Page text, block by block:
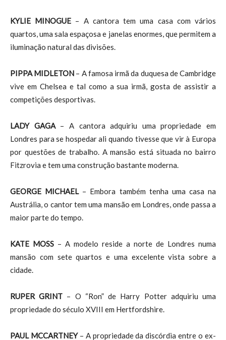
KYLIE MINOGUE – A cantora tem uma casa com vários
quartos, uma sala espaçosa e janelas enormes, que permitem a
iluminação natural das divisões.
PIPPA MIDLETON – A famosa irmã da duquesa de Cambridge
vive em Chelsea e tal como a sua irmã, gosta de assistir a
competições desportivas.
LADY GAGA– A cantora adquiriu uma propriedade em
Londres para se hospedar ali quando tivesse que vir à Europa
por questões de trabalho. A mansão está situada no bairro
Fitzrovia e tem uma construção bastante moderna.
GEORGE MICHAEL– Embora também tenha uma casa na
Austrália, o cantor tem uma mansão em Londres, onde passa a
maior parte do tempo.
KATE MOSS – A modelo reside a norte de Londres numa
mansão com sete quartos e uma excelente vista sobre a
cidade.
RUPER GRINT – O “Ron” de Harry Potter adquiriu uma
propriedade do século XVIII em Hertfordshire.
PAUL MCCARTNEY– A propriedade da discórdia entre o ex-